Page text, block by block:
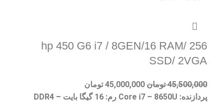
hp 450 G6 i7 / 8GEN/16 RAM/ 256
SSD/ 2VGA
45,500,000 تومان 45,000,000 تومان
پردازنده: Core i7 – 8650U رم: 16 گیگا بایت – DDR4